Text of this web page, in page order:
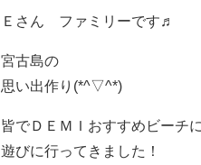
Ｅさん ファミリーです♬
宮古島の
思い出作り(*^▽^*)
皆でＤＥＭＩおすすめビーチ
遊びに行ってきました！